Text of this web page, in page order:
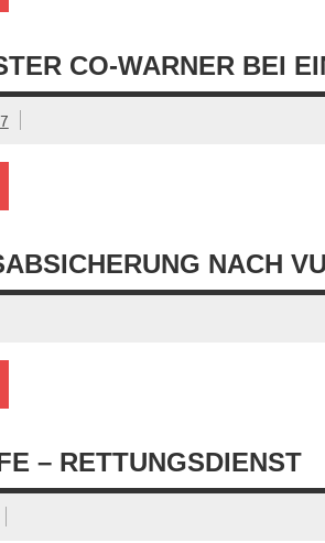
CO-WARNER BEI
NACH VU
– RETTUNGSDIENST